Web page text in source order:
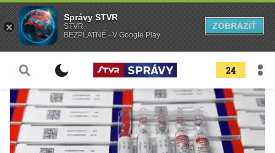
24
Správy STVR
STVR
BEZPLATNÉ - V Google Play
ZOBRAZIŤ